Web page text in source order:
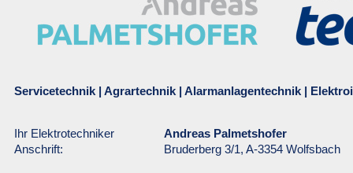
Servicetechnik | Agrartechnik | Alarmanlagentechnik |
Ihr Elektrotechniker
Andreas Palmetshofer
Anschrift:
Bruderberg 3/1, A-3354 Wolfsbach